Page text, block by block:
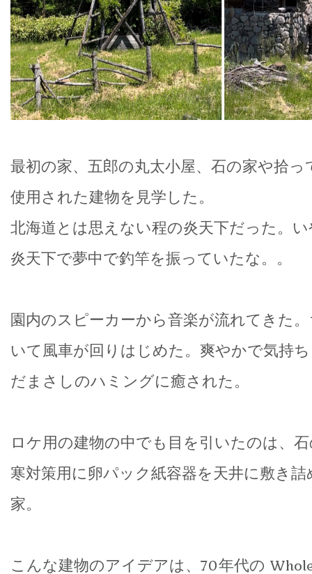
最初の家、五郎の丸太小屋、石の家や拾
使用された建物を見学した。
北海道とは思えない程の炎天下だった。
炎天下で夢中で釣竿を振っていたな。。
園内のスピーカーから音楽が流れてきた
いて風車が回りはじめた。爽やかで気持
だまさしのハミングに癒された。
ロケ用の建物の中でも目を引いたのは、
寒対策用に卵パック紙容器を天井に敷き
家。
こんな建物のアイデアは、70年代の